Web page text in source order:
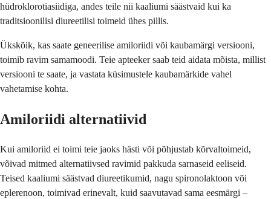
hüdroklorotiasiidiga, andes teile nii kaaliumi säästvaid kui ka
traditsioonilisi diureetilisi toimeid ühes pillis.
Ükskõik, kas saate geneerilise amiloriidi või kaubamärgi versiooni,
toimib ravim samamoodi. Teie apteeker saab teid aidata mõista, millist
versiooni te saate, ja vastata küsimustele kaubamärkide vahel
vahetamise kohta.
Amiloriidi alternatiivid
Kui amiloriid ei toimi teie jaoks hästi või põhjustab kõrvaltoimeid,
võivad mitmed alternatiivsed ravimid pakkuda sarnaseid eeliseid.
Teised kaaliumi säästvad diureetikumid, nagu spironolaktoon või
eplerenoon, toimivad erinevalt, kuid saavutavad sama eesmärgi –